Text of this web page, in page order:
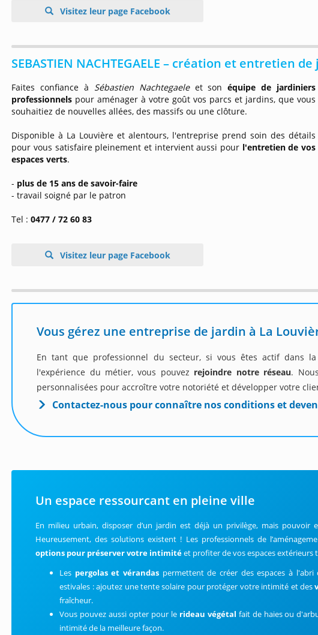
Visitez leur page Facebook
SEBASTIEN NACHTEGAELE – création et entretien
Faites confiance à Sébastien Nachtegaeleet son équipe de jardiniers
professionnels pour aménager à votre goût vos parcs et jardins, que vous
souhaitiez de nouvelles allées, des massifs ou une clôture.
Disponible à La Louvière et alentours, l'entreprise prend soin des détails
pour vous satisfaire pleinement et intervient aussi pour l'entretien de vos
espaces verts.
- plus de 15 ans de savoir-faire
- travail soigné par le patron
Tel :0477 / 72 60 83
Visitez leur page Facebook
Vous gérez une entreprise de jardin à La
En tant que professionnel du secteur, si vous êtes actif dans
l'expérience du métier, vous pouvez rejoindre notre réseau.
personnalisées pour accroître votre notoriété et développer votre
Contactez-nous pour connaître nos conditions et
Un espace ressourcant en pleine ville
En milieu urbain, disposer d’un jardin est déjà un privilège, mais pouvoir
Heureusement, des solutions existent ! Les professionnels de
options pour préserver votre intimitéet profiter de vos espaces extérieurs
Les pergolas et vérandas permettent de créer des espaces à
estivales : ajoutez une tente solaire pour protéger votre intimité et des
fraîcheur.
Vous pouvez aussi opter pour le rideau végétal fait de haies ou
intimité de la meilleure façon.